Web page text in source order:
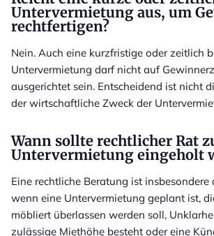
Untervermietung aus, um
rechtfertigen?
Nein. Auch eine kurzfristige oder zeitlich
Untervermietung darf nicht auf
ausgerichtet sein. Entscheidend ist nicht
der wirtschaftliche Zweck der
Wann sollte rechtlicher Rat
Untervermietung eingeholt
Eine rechtliche Beratung ist
wenn eine Untervermietung geplant ist,
möbliert überlassen werden soll,
zulässige Miethöhe besteht oder eine